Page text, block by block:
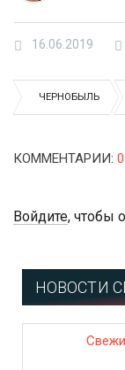
16.06.2019
ЧЕРНОБЫЛЬ
КОММЕНТАРИИ: 0
Войдите, чтобы
НОВОСТИ